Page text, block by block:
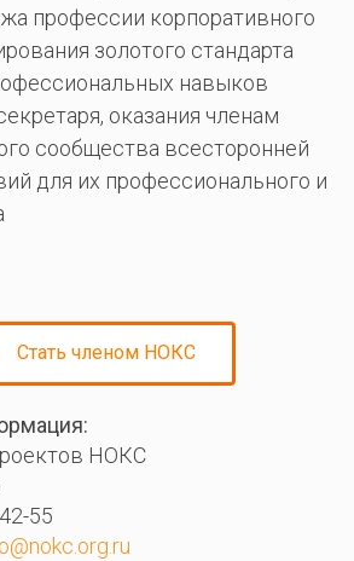
профессии корпоративного
золотого стандарта
навыков
оказания членам
сообщества всесторонней
для их профессионального и
Стать членом НОКС
НОКС
55